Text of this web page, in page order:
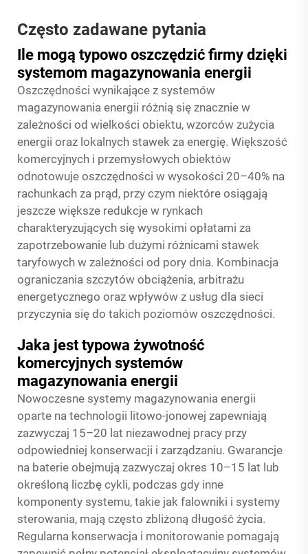
Często zadawane pytania
Ile mogą typowo oszczędzić firmy dzięki
systemom magazynowania energii
Oszczędności wynikające z systemów
magazynowania energii różnią się znacznie w
zależności od wielkości obiektu, wzorców zużycia
energii oraz lokalnych stawek za energię. Większość
komercyjnych i przemysłowych obiektów
odnotowuje oszczędności w wysokości 20–40% na
rachunkach za prąd, przy czym niektóre osiągają
jeszcze większe redukcje w rynkach
charakteryzujących się wysokimi opłatami za
zapotrzebowanie lub dużymi różnicami stawek
taryfowych w zależności od pory dnia. Kombinacja
ograniczania szczytów obciążenia, arbitrażu
energetycznego oraz wpływów z usług dla sieci
przyczynia się do takich poziomów oszczędności.
Jaka jest typowa żywotność
komercyjnych systemów
magazynowania energii
Nowoczesne systemy magazynowania energii
oparte na technologii litowo-jonowej zapewniają
zazwyczaj 15–20 lat niezawodnej pracy przy
odpowiedniej konserwacji i zarządzaniu. Gwarancje
na baterie obejmują zazwyczaj okres 10–15 lat lub
określoną liczbę cykli, podczas gdy inne
komponenty systemu, takie jak falowniki i systemy
sterowania, mają często zbliżoną długość życia.
Regularna konserwacja i monitorowanie pomagają